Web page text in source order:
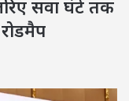
सवा घंटे तक